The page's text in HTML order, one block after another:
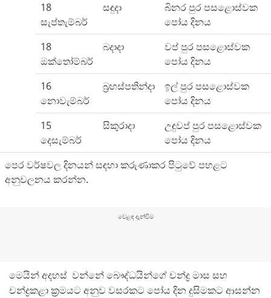
18
සැප්තැම්බර්
සඳුදා
බිනර පුර පසළොස්වක
පෝය දිනය
18
ඔක්තෝම්බර්
බදාදා
වප් පුර පසළොස්වක
පෝය දිනය
16
නොවැම්බර්
බ්‍රහස්පතින්දා
ඉල් පුර පසළොස්වක
පෝය දිනය
15
දෙසැම්බර්
සිකුරාදා
උඳුවප් පුර පසළොස්වක
පෝය දිනය
පෙර වර්ෂවල දිනයන් සඳහා කරුණාකර පිටුවේ පහළට
අනුචලනය කරන්න.
වෙළඳ දැන්වීම
මෙයින් අදහස් වන්නේ බෞද්ධයින්ගේ චන්ද්‍ර මාස සහ
චන්ද්‍රකළා ක්‍රමයට අනුව වසරකට පෝය දින දුසිමකට ආසන්න